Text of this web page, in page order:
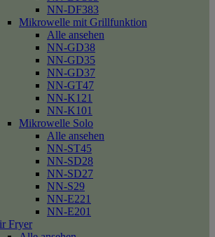
NN-DF383
Mikrowelle mit Grillfunktion
Alle ansehen
NN-GD38
NN-GD35
NN-GD37
NN-GT47
NN-K121
NN-K101
Mikrowelle Solo
Alle ansehen
NN-ST45
NN-SD28
NN-SD27
NN-S29
NN-E221
NN-E201
Fryer